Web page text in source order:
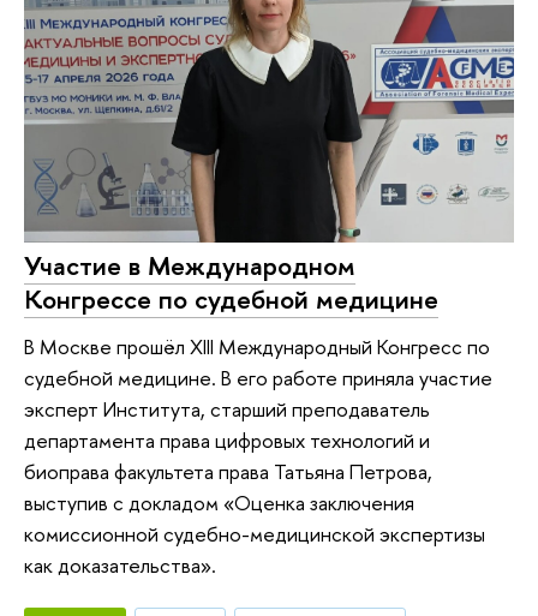
Участие в Международном
Конгрессе по судебной медицине
В Москве прошёл XIII Международный Конгресс по
судебной медицине. В его работе приняла участие
эксперт Института, старший преподаватель
департамента права цифровых технологий и
биоправа факультета права Татьяна Петрова,
выступив с докладом «Оценка заключения
комиссионной судебно-медицинской экспертизы
как доказательства».